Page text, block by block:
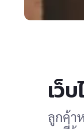
เว็
ลูกค้า